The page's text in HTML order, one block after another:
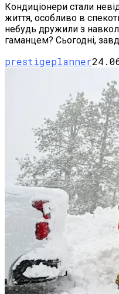
Кондиціонери стали
життя, особливо в
небудь дружили з
гаманцем? Сьогодні,
prestigeplanner